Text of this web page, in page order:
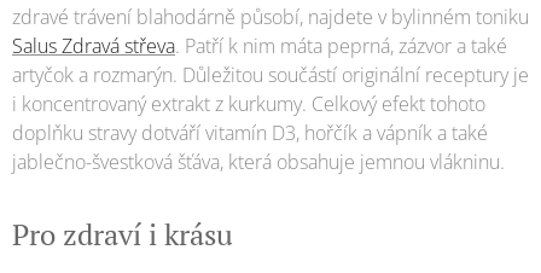
zdravé trávení blahodárně působí, najdete v bylinném toniku
Salus Zdravá střeva. Patří k nim máta peprná, zázvor a také
artyčok a rozmarýn. Důležitou součástí originální receptury je
i koncentrovaný extrakt z kurkumy. Celkový efekt tohoto
doplňku stravy dotváří vitamín D3, hořčík a vápník a také
jablečno-švestková šťáva, která obsahuje jemnou vlákninu.
Pro zdraví i krásu